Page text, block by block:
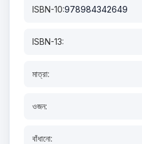
ISBN-10:978984342649
ISBN-13:
মাত্রা:
ওজন:
বাঁধানো: